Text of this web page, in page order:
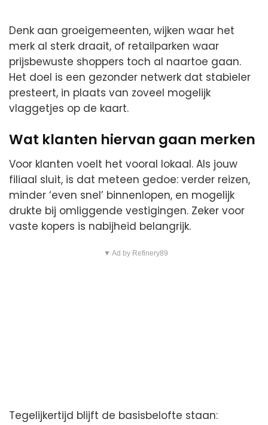
Denk aan groeigemeenten, wijken waar het
merk al sterk draait, of retailparken waar
prijsbewuste shoppers toch al naartoe gaan.
Het doel is een gezonder netwerk dat stabieler
presteert, in plaats van zoveel mogelijk
vlaggetjes op de kaart.
Wat klanten hiervan gaan merken
Voor klanten voelt het vooral lokaal. Als jouw
filiaal sluit, is dat meteen gedoe: verder reizen,
minder ‘even snel’ binnenlopen, en mogelijk
drukte bij omliggende vestigingen. Zeker voor
vaste kopers is nabijheid belangrijk.
▼ Ad by Refinery89
Tegelijkertijd blijft de basisbelofte staan: